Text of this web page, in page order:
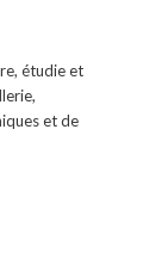
étudie et
et de